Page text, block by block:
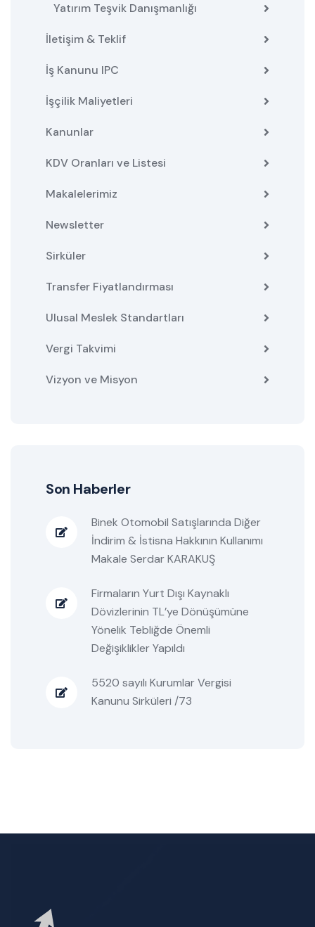
Yatırım Teşvik Danışmanlığı
İletişim & Teklif
İş Kanunu IPC
İşçilik Maliyetleri
Kanunlar
KDV Oranları ve Listesi
Makalelerimiz
Newsletter
Sirküler
Transfer Fiyatlandırması
Ulusal Meslek Standartları
Vergi Takvimi
Vizyon ve Misyon
Son Haberler
Binek Otomobil Satışlarında Diğer
İndirim & İstisna Hakkının Kullanımı
Makale Serdar KARAKUŞ
Firmaların Yurt Dışı Kaynaklı
Dövizlerinin TL’ye Dönüşümüne
Yönelik Tebliğde Önemli
Değişiklikler Yapıldı
5520 sayılı Kurumlar Vergisi
Kanunu Sirküleri /73